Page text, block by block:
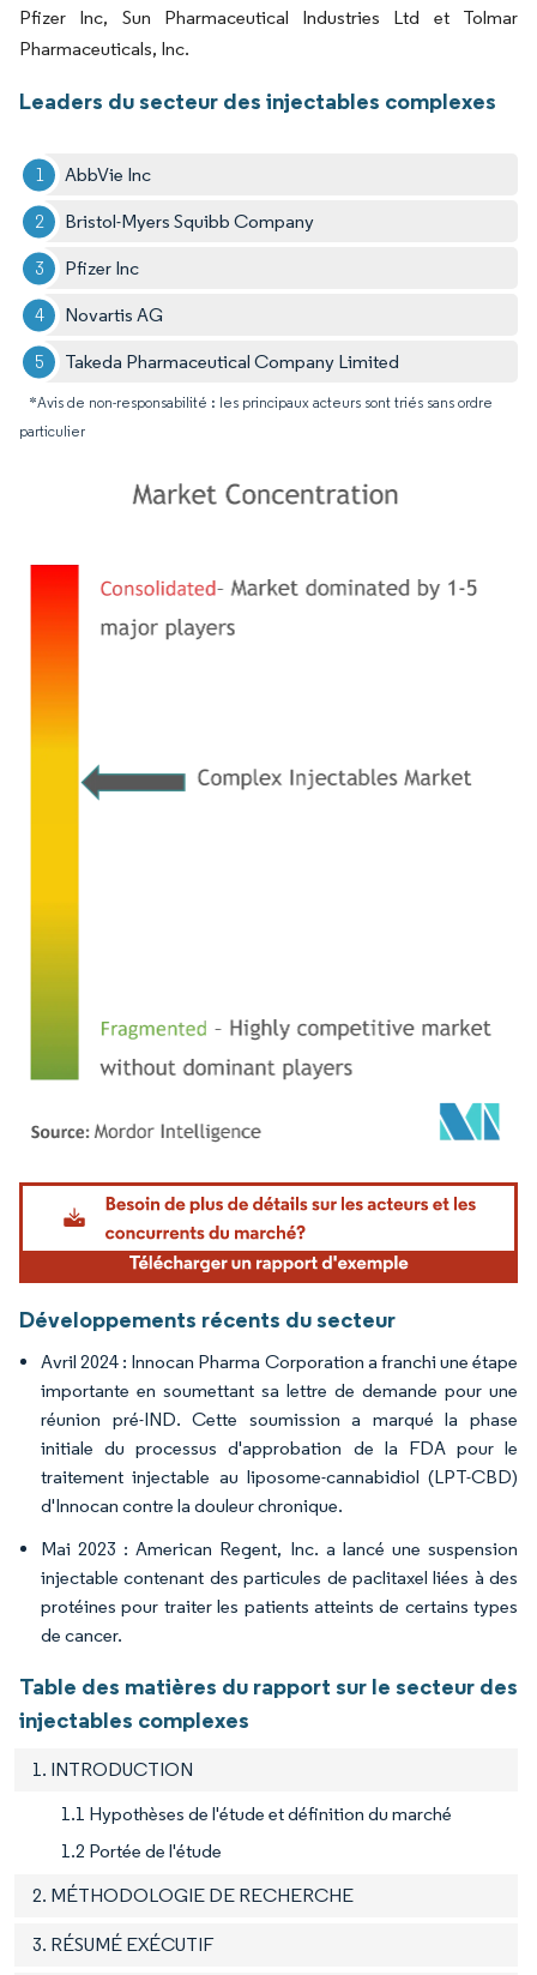
Pfizer Inc, Sun Pharmaceutical Industries Ltd et Tolmar
Pharmaceuticals, Inc.
Leaders du secteur des injectables complexes
AbbVie Inc
Bristol-Myers Squibb Company
Pfizer Inc
Novartis AG
Takeda Pharmaceutical Company Limited
*Avis de non-responsabilité : les principaux acteurs sont triés sans ordre
particulier
Image © Mordor Intelligence. La réutilisation nécessite une attribution sous CC BY
Développements récents du secteur
Avril 2024 : Innocan Pharma Corporation a franchi une étape
importante en soumettant sa lettre de demande pour une
réunion pré-IND. Cette soumission a marqué la phase
initiale du processus d'approbation de la FDA pour le
traitement injectable au liposome-cannabidiol (LPT-CBD)
d'Innocan contre la douleur chronique.
Mai 2023 : American Regent, Inc. a lancé une suspension
injectable contenant des particules de paclitaxel liées à des
protéines pour traiter les patients atteints de certains types
de cancer.
Table des matières du rapport sur le secteur des
injectables complexes
1. INTRODUCTION
1.1 Hypothèses de l'étude et définition du marché
1.2 Portée de l'étude
2. MÉTHODOLOGIE DE RECHERCHE
3. RÉSUMÉ EXÉCUTIF